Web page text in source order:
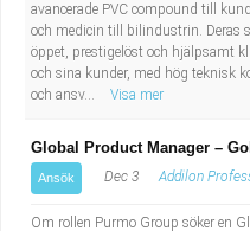
avancerade PVC compound till
och medicin till bilindustrin. Deras
öppet, prestigelöst och hjälpsamt
och sina kunder, med hög teknisk
och ansv...
Visa mer
Global Product Manager –
Ansök Dec 3 Addilon
Om rollen Purmo Group söker en